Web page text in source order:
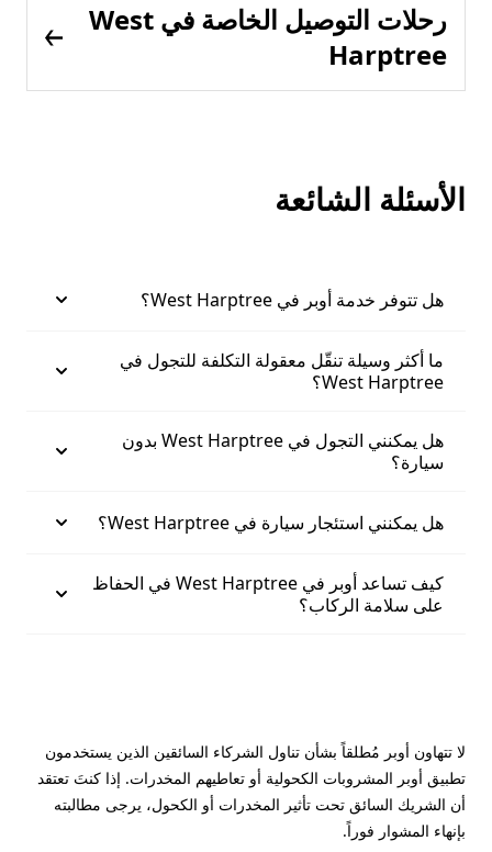
رحلات التوصيل الخاصة في West
Harptree
الأسئلة الشائعة
هل تتوفر خدمة أوبر في West Harptree؟
ما أكثر وسيلة تنقّل معقولة التكلفة للتجول في
West Harptree؟
هل يمكنني التجول في West Harptree بدون
سيارة؟
هل يمكنني استئجار سيارة في West Harptree؟
كيف تساعد أوبر في West Harptree في الحفاظ
على سلامة الركاب؟
لا تتهاون أوبر مُطلقاً بشأن تناول الشركاء السائقين الذين يستخدمون
تطبيق أوبر المشروبات الكحولية أو تعاطيهم المخدرات. إذا كنتَ تعتقد
أن الشريك السائق تحت تأثير المخدرات أو الكحول، يرجى مطالبته
بإنهاء المشوار فوراً.